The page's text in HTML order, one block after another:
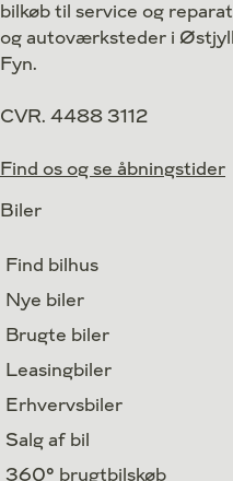
bilkøb til service og
og autoværksteder i
Fyn.
CVR. 4488 3112
Find os og se åbningstider
Biler
Find bilhus
Nye biler
Brugte biler
Leasingbiler
Erhvervsbiler
Salg af bil
360° brugtbilskøb